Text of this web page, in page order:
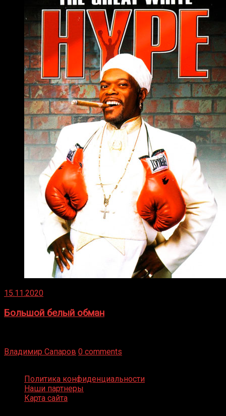
15.11.2020
Большой белый обман
Владимир Сапаров 0 comments
Политика конфиденциальности
Наши партнеры
Карта сайта